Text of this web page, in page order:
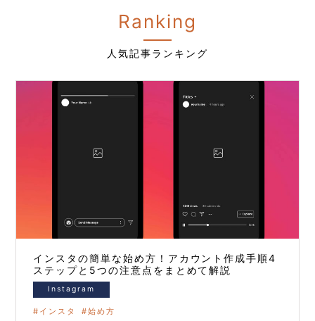
Ranking
人気記事ランキング
インスタの簡単な始め方！アカウント作成手順4
ステップと5つの注意点をまとめて解説
Instagram
インスタ 始め方